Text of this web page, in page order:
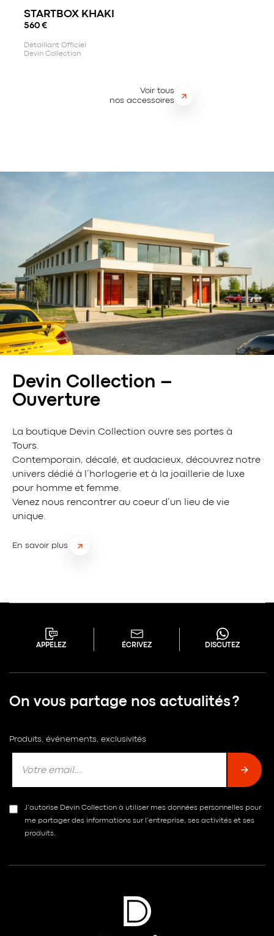
STARTBOX KHAKI
560 €
Détaillant Officiel
Devin Collection
Voir tous
nos accessoires
Devin Collection –
Ouverture
La boutique Devin Collection ouvre ses portes à
Tours.
Contemporain, décalé, et audacieux, découvrez notre
univers dédié à l’horlogerie et à la joaillerie de luxe
pour homme et femme.
Venez nous rencontrer au coeur d’un lieu de vie
unique.
En savoir plus
APPELEZ ÉCRIVEZ DISCUTEZ
On vous partage nos actualités ?
Produits, événements, exclusivités
J’autorise Devin Collection à utiliser mes données personnelles pour
me partager des informations sur l’entreprise, ses activités et ses
produits.